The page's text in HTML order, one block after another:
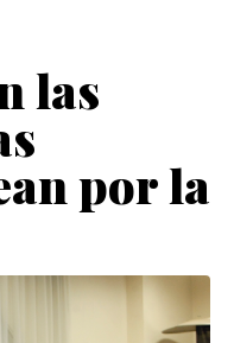
las
por la